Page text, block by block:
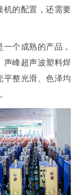
机的配置，还需要
个成熟的产品，
声峰超声波塑料焊
平整光滑、色泽均